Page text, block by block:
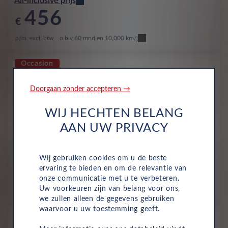
€ 456
p/m. excl. btw o.b.v 60 mnd en 10,000 km/j
Occasion
Max Elektrisch 113pk Extended
range
Volledig Elektrisch Automaat
November 2025
KRH-36-N Mercury Grey
461
p/m. excl. btw o.b.v 60 mnd en 10,000 km/j
Doorgaan zonder accepteren →
WIJ HECHTEN BELANG
AAN UW PRIVACY
Wij gebruiken cookies om u de beste
ervaring te bieden en om de relevantie van
onze communicatie met u te verbeteren.
Uw voorkeuren zijn van belang voor ons,
we zullen alleen de gegevens gebruiken
waarvoor u uw toestemming geeft.